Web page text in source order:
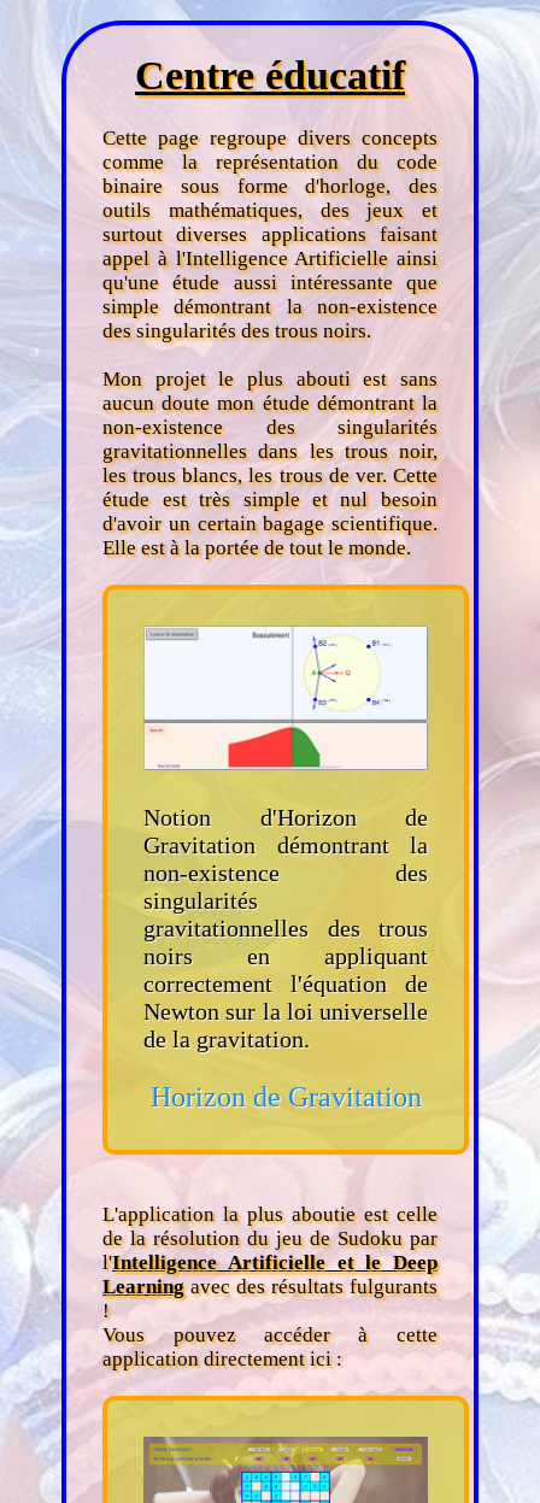
Centre éducatif
Cette page regroupe divers concepts
comme la représentation du code
binaire sous forme d'horloge, des
outils mathématiques, des jeux et
surtout diverses applications faisant
appel à l'Intelligence Artificielle ainsi
qu'une étude aussi intéressante que
simple démontrant la non-existence
des singularités des trous noirs.
Mon projet le plus abouti est sans
aucun doute mon étude démontrant la
non-existence des singularités
gravitationnelles dans les trous noir,
les trous blancs, les trous de ver. Cette
étude est très simple et nul besoin
d'avoir un certain bagage scientifique.
Elle est à la portée de tout le monde.
Notion d'Horizon de
Gravitation démontrant la
non-existence des
singularités
gravitationnelles des trous
noirs en appliquant
correctement l'équation de
Newton sur la loi universelle
de la gravitation.
Horizon de Gravitation
L'application la plus aboutie est celle
de la résolution du jeu de Sudoku par
l'Intelligence Artificielle et le Deep
Learningavec des résultats fulgurants
!
Vous pouvez accéder à cette
application directement ici :